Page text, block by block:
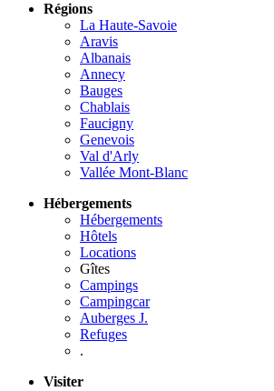
Régions
La Haute-Savoie
Aravis
Albanais
Annecy
Bauges
Chablais
Faucigny
Genevois
Val d'Arly
Vallée Mont-Blanc
Hébergements
Hébergements
Hôtels
Locations
Gîtes
Campings
Campingcar
Auberges J.
Refuges
.
Visiter